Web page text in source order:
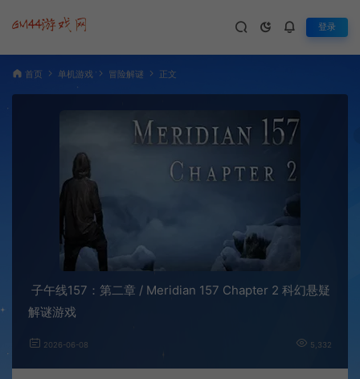
登录
首页 单机游戏 冒险解谜 正文
子午线157：第二章 / Meridian 157 Chapter 2 科幻悬疑
解谜游戏
2026-06-08 5,332